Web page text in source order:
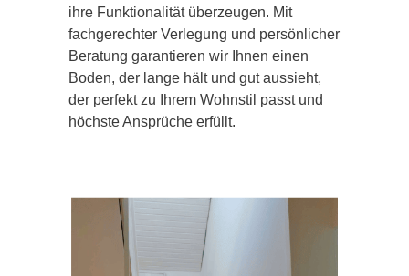
ihre Funktionalität überzeugen. Mit
fachgerechter Verlegung und persönlicher
Beratung garantieren wir Ihnen einen
Boden, der lange hält und gut aussieht,
der perfekt zu Ihrem Wohnstil passt und
höchste Ansprüche erfüllt.